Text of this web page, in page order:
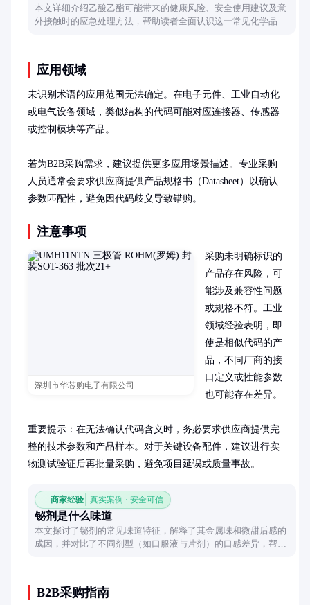
本文详细介绍乙酸乙酯可能带来的健康风险、安全使用建议及意
外接触时的应急处理方法，帮助读者全面认识这一常见化学品的
应用领域
未识别术语的应用范围无法确定。在电子元件、工业自动化
或电气设备领域，类似结构的代码可能对应连接器、传感器
或控制模块等产品。
若为B2B采购需求，建议提供更多应用场景描述。专业采购
人员通常会要求供应商提供产品规格书（Datasheet）以确认
参数匹配性，避免因代码歧义导致错购。
注意事项
深圳市华芯购电子有限公司
采购未明确标识的
产品存在风险，可
能涉及兼容性问题
或规格不符。工业
领域经验表明，即
使是相似代码的产
品，不同厂商的接
口定义或性能参数
也可能存在差异。
重要提示：在无法确认代码含义时，务必要求供应商提供完
整的技术参数和产品样本。对于关键设备配件，建议进行实
物测试验证后再批量采购，避免项目延误或质量事故。
商家经验 真实案例 · 安全可信
铋剂是什么味道
本文探讨了铋剂的常见味道特征，解释了其金属味和微甜后感的
成因，并对比了不同剂型（如口服液与片剂）的口感差异，帮助
B2B采购指南